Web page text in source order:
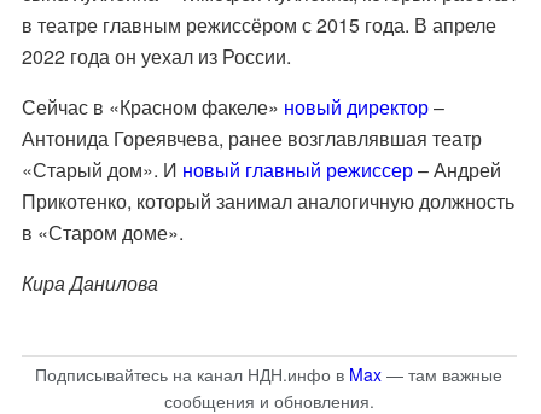
в театре главным режиссёром с 2015 года. В апреле
2022 года он уехал из России.
Сейчас в «Красном факеле» новый директор–
Антонида Гореявчева, ранее возглавлявшая театр
«Старый дом». И новый главный режиссер– Андрей
Прикотенко, который занимал аналогичную должность
в «Старом доме».
Кира Данилова
Подписывайтесь на канал НДН.инфо в Max — там важные
сообщения и обновления.